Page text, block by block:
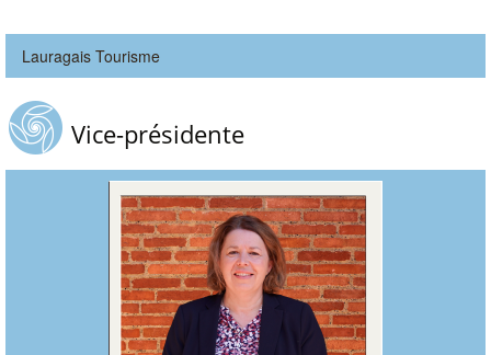
Lauragais Tourisme
Vice-présidente